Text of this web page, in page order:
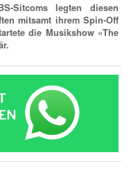
Sitcoms legten diesen
mitsamt ihrem Spin-Off
die Musikshow «The